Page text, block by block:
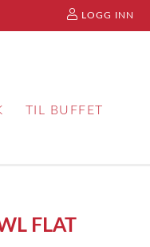
LOGG INN
TIL BUFFET
FLAT